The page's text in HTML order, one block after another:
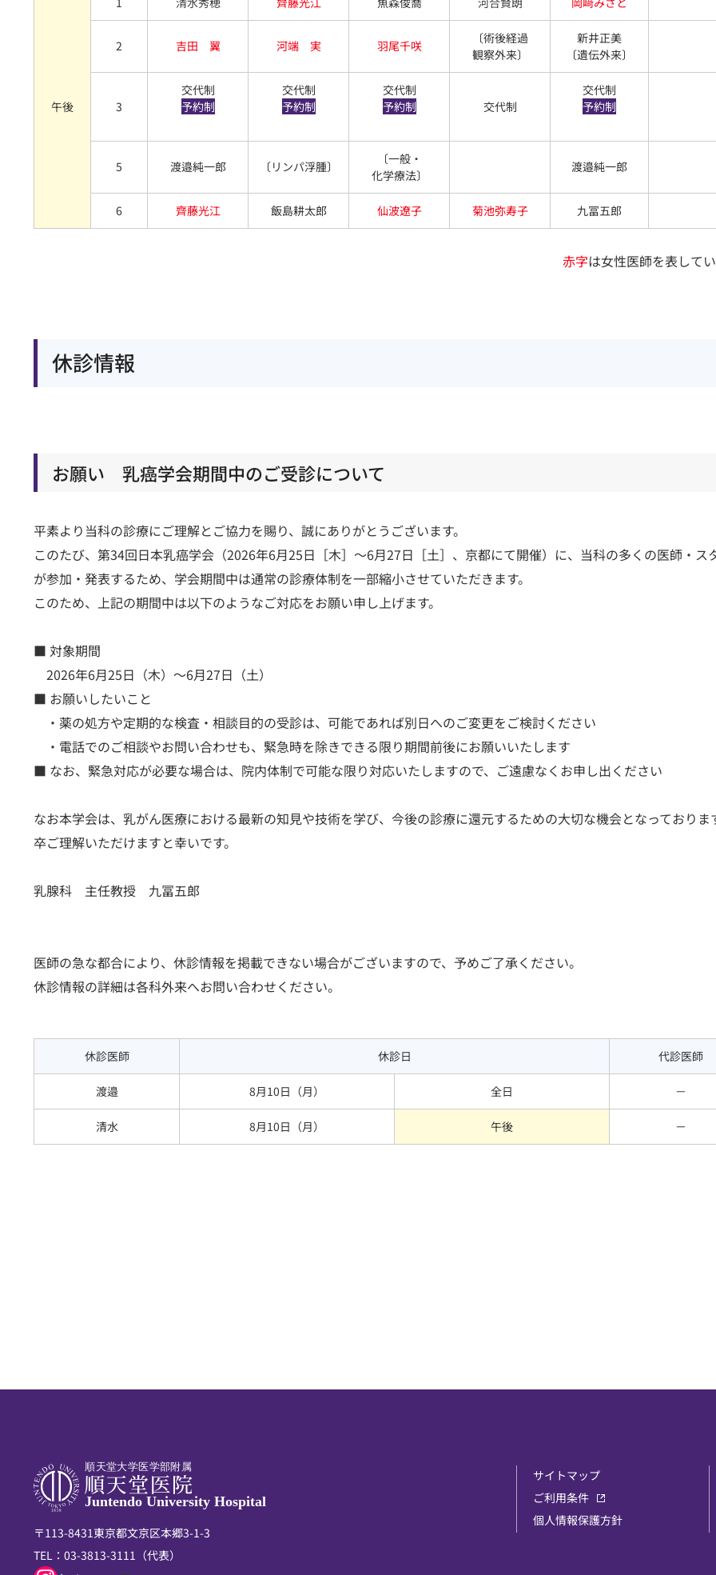
午後
2 吉田 翼 河端 実 羽尾千咲
〔術後経過
観察外来〕
新井正美
〔遺伝外来〕
3
交代制
予約制
交代制
予約制
交代制
予約制
交代制
交代制
予約制
5 渡邉純一郎 〔リンパ浮腫〕
〔一般・
化学療法〕
渡邉純一郎
6 齊藤光江 飯島耕太郎 仙波遼子 菊池弥寿子 九冨五郎
赤字は女性医師を表して
休診情報
お願い 乳癌学会期間中のご受診について
平素より当科の診療にご理解とご協力を賜り、誠にありがとうございます。
このたび、第34回日本乳癌学会（2026年6月25日［木］～6月27日［土］、京都にて開催）に、当科の多くの医師・ス
が参加・発表するため、学会期間中は通常の診療体制を一部縮小させていただきます。
このため、上記の期間中は以下のようなご対応をお願い申し上げます。
■ 対象期間
2026年6月25日（木）～6月27日（土）
■ お願いしたいこと
・薬の処方や定期的な検査・相談目的の受診は、可能であれば別日へのご変更をご検討ください
・電話でのご相談やお問い合わせも、緊急時を除きできる限り期間前後にお願いいたします
■ なお、緊急対応が必要な場合は、院内体制で可能な限り対応いたしますので、ご遠慮なくお申し出ください
なお本学会は、乳がん医療における最新の知見や技術を学び、今後の診療に還元するための大切な機会となっておりま
卒ご理解いただけますと幸いです。
乳腺科 主任教授 九冨五郎
医師の急な都合により、休診情報を掲載できない場合がございますので、予めご了承ください。
休診情報の詳細は各科外来へお問い合わせください。
休診医師 休診日 代診医師
渡邉 8月10日（月） 全日 －
清水 8月10日（月） 午後 －
順天堂大学医学部附属
Juntendo University Hospital
〒113-8431東京都文京区本郷3-1-3
TEL： 03-3813-3111 （代表）
サイトマップ
ご利用条件
個人情報保護方針